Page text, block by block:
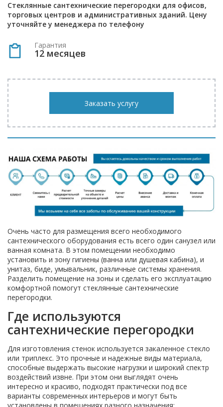
Стеклянные сантехнические перегородки для офисов,
торговых центров и административных зданий. Цену
уточняйте у менеджера по телефону
Гарантия
12 месяцев
Заказать услугу
Очень часто для размещения всего необходимого
сантехнического оборудования есть всего один санузел или
ванная комната. В этом помещении необходимо
установить и зону гигиены (ванна или душевая кабина), и
унитаз, биде, умывальник, различные системы хранения.
Разделить помещение на зоны и сделать его эксплуатацию
комфортной помогут стеклянные сантехнические
перегородки.
Где используются
сантехнические перегородки
Для изготовления стенок используется закаленное стекло
или триплекс. Это прочные и надежные виды материала,
способные выдержать высокие нагрузки и широкий спектр
воздействий извне. При этом они выглядят очень
интересно и красиво, подходят практически под все
варианты современных интерьеров и могут быть